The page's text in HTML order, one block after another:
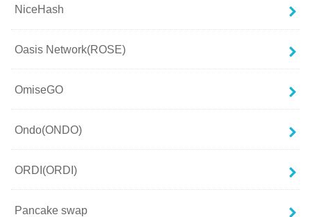
NiceHash
Oasis Network(ROSE)
OmiseGO
Ondo(ONDO)
ORDI(ORDI)
Pancake swap